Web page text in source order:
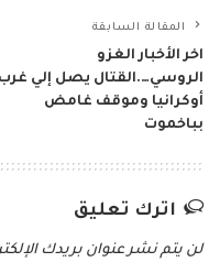
المقالة السابقة
اخر الأخبار الغزو
الروسي….القتال يصل إلي غرب
أوكرانيا وموقف غامض
بباخموت
اترك تعليق
لن يتم نشر عنوان بريدك